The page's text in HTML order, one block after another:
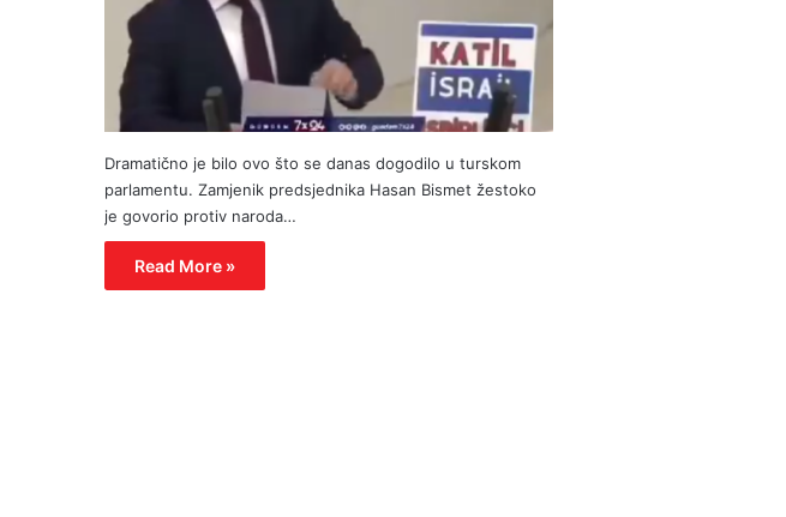
Dramatično je bilo ovo što se danas dogodilo u turskom
parlamentu. Zamjenik predsjednika Hasan Bismet žestoko
je govorio protiv naroda…
Read More »